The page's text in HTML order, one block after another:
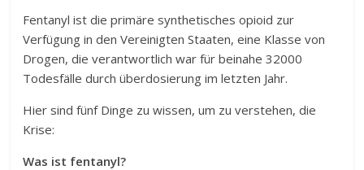
Fentanyl ist die primäre synthetisches opioid zur
Verfügung in den Vereinigten Staaten, eine Klasse von
Drogen, die verantwortlich war für beinahe 32000
Todesfälle durch überdosierung im letzten Jahr.
Hier sind fünf Dinge zu wissen, um zu verstehen, die
Krise:
Was ist fentanyl?